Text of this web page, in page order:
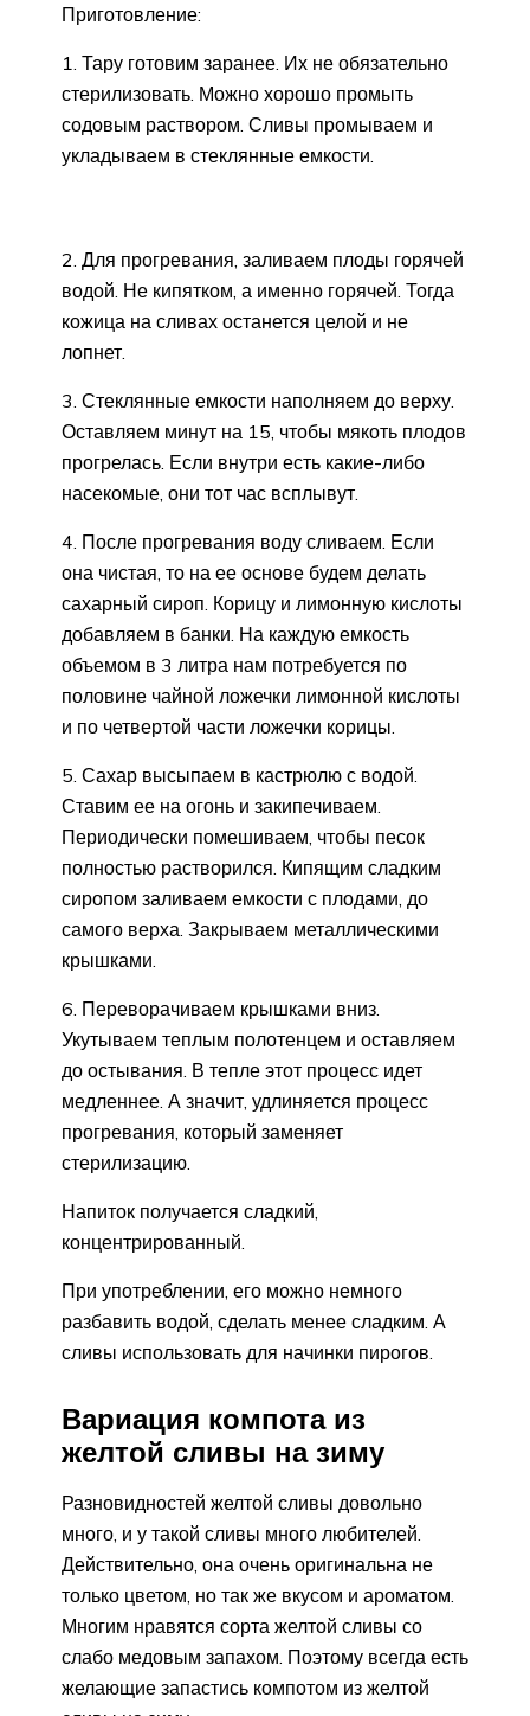
Приготовление:
1. Тару готовим заранее. Их не обязательно
стерилизовать. Можно хорошо промыть
содовым раствором. Сливы промываем и
укладываем в стеклянные емкости.
2. Для прогревания, заливаем плоды горячей
водой. Не кипятком, а именно горячей. Тогда
кожица на сливах останется целой и не
лопнет.
3. Стеклянные емкости наполняем до верху.
Оставляем минут на 15, чтобы мякоть плодов
прогрелась. Если внутри есть какие-либо
насекомые, они тот час всплывут.
4. После прогревания воду сливаем. Если
она чистая, то на ее основе будем делать
сахарный сироп. Корицу и лимонную кислоты
добавляем в банки. На каждую емкость
объемом в 3 литра нам потребуется по
половине чайной ложечки лимонной кислоты
и по четвертой части ложечки корицы.
5. Сахар высыпаем в кастрюлю с водой.
Ставим ее на огонь и закипечиваем.
Периодически помешиваем, чтобы песок
полностью растворился. Кипящим сладким
сиропом заливаем емкости с плодами, до
самого верха. Закрываем металлическими
крышками.
6. Переворачиваем крышками вниз.
Укутываем теплым полотенцем и оставляем
до остывания. В тепле этот процесс идет
медленнее. А значит, удлиняется процесс
прогревания, который заменяет
стерилизацию.
Напиток получается сладкий,
концентрированный.
При употреблении, его можно немного
разбавить водой, сделать менее сладким. А
сливы использовать для начинки пирогов.
Вариация компота из
желтой сливы на зиму
Разновидностей желтой сливы довольно
много, и у такой сливы много любителей.
Действительно, она очень оригинальна не
только цветом, но так же вкусом и ароматом.
Многим нравятся сорта желтой сливы со
слабо медовым запахом. Поэтому всегда есть
желающие запастись компотом из желтой